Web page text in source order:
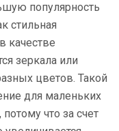
популярность
стильная
качестве
зеркала или
цветов. Такой
для маленьких
что за счет